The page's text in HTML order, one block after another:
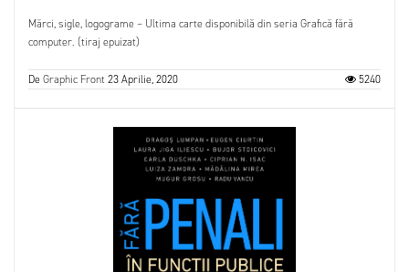
Mărci, sigle, logograme – Ultima carte disponibilă din seria Grafică fără
computer. (tiraj epuizat)
DeGraphic Front23 Aprilie, 2020 5240